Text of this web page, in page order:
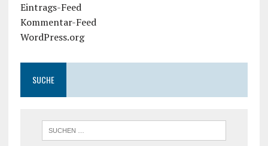
Eintrags-Feed
Kommentar-Feed
WordPress.org
SUCHE